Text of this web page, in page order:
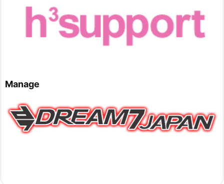
Manage